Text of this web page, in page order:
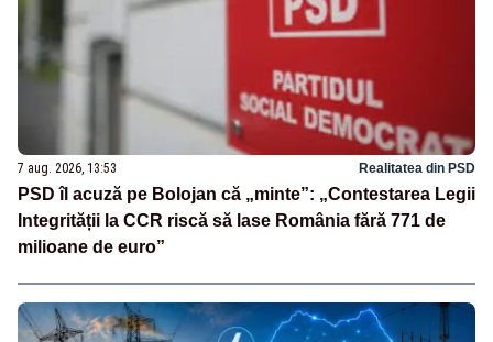
7 aug. 2026, 13:53 Realitatea din PSD
PSD îl acuză pe Bolojan că „minte”: „Contestarea Legii
Integrității la CCR riscă să lase România fără 771 de
milioane de euro”